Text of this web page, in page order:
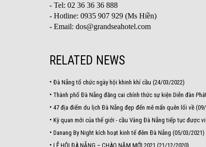
- Tel: 02 36 36 36 888
- Hotline: 0935 907 929 (Ms Hiền)
- Email: dos@grandseahotel.com
RELATED NEWS
• Đà Nẵng tổ chức ngày hội khinh khí cầu (24/03/2022)
• Thành phố Đà Nẵng đăng cai chính thức sự kiện Diễn đàn
• 47 địa điểm du lịch Đà Nẵng đẹp đến mê mẩn quên lối về
• Kỳ quan mới của thế giới - cầu Vàng Đà Nẵng tiếp tục được
• Danang By Night kích hoạt kinh tế đêm Đà Nẵng (05/03/2021)
• LỄ HỘI ĐÀ NẴNG – CHÀO NĂM MỚI 2021 (21/12/2020)